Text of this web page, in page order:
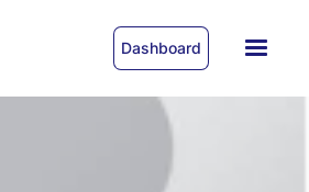
Dashboard